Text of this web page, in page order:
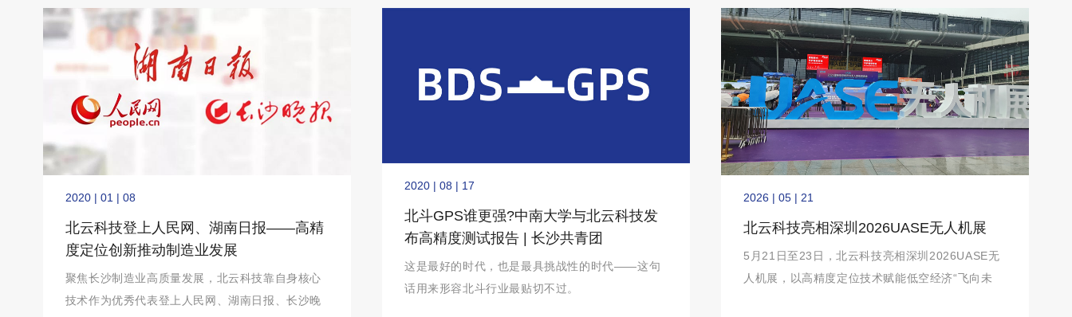
2020 | 01 | 08
北云科技登上人民网、湖南日报——高精
度定位创新推动制造业发展
聚焦长沙制造业高质量发展，北云科技靠自身核心
技术作为优秀代表登上人民网、湖南日报、长沙晚
2020 | 08 | 17
北斗GPS谁更强?中南大学与北云科技发
布高精度测试报告 | 长沙共青团
这是最好的时代，也是最具挑战性的时代——这句
话用来形容北斗行业最贴切不过。
2026 | 05 | 21
北云科技亮相深圳2026UASE无人机展
5月21日至23日，北云科技亮相深圳2026UASE无
人机展，以高精度定位技术赋能低空经济“飞向未